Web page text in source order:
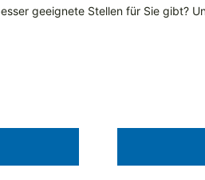
geeignete Stellen für Sie gibt?